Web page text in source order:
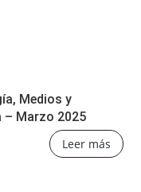
Medios y
– Marzo 2025
Leer más